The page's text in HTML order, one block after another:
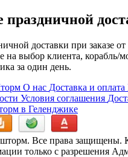
доставки при заказе от
выбор клиента, корабль/
за один день.
О нас Доставка и оплата
Условия соглашения
в Геленджике
Все права защищены.
только с разрешения